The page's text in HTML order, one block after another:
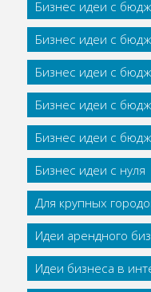
Бизнес идеи с
Бизнес идеи с
Бизнес идеи с
Бизнес идеи с
Бизнес идеи с
Бизнес идеи с нуля
Для крупных
Идеи арендного
Идеи бизнеса в